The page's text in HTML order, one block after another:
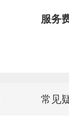
服务
常见